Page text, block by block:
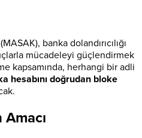
banka dolandırıcılığı
mücadeleyi güçlendirmek
kapsamında, herhangi bir adli
hesabını doğrudan bloke